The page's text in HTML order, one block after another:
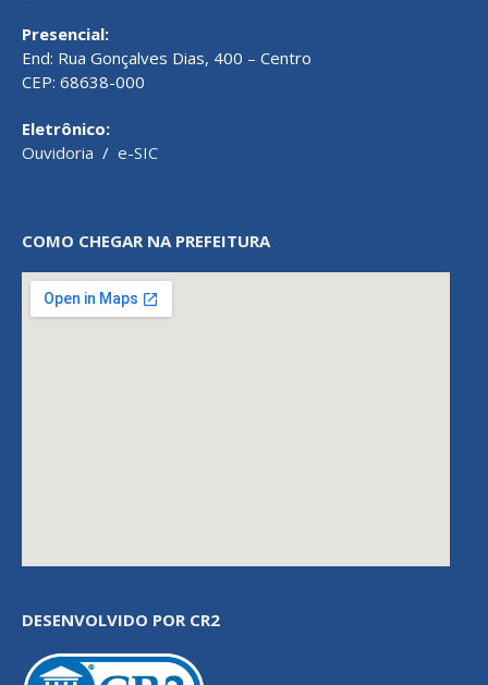
Presencial:
End: Rua Gonçalves Dias, 400 – Centro
CEP: 68638-000
Eletrônico:
Ouvidoria / e-SIC
COMO CHEGAR NA PREFEITURA
DESENVOLVIDO POR CR2